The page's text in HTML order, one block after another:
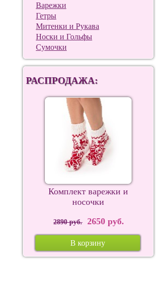
Варежки
Гетры
Митенки и Рукава
Носки и Гольфы
Сумочки
РАСПРОДАЖА:
Комплект варежки и
носочки
2890 руб.2650 руб.
В корзину